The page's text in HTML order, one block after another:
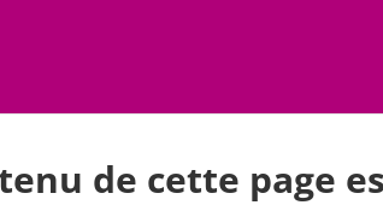
de cette page